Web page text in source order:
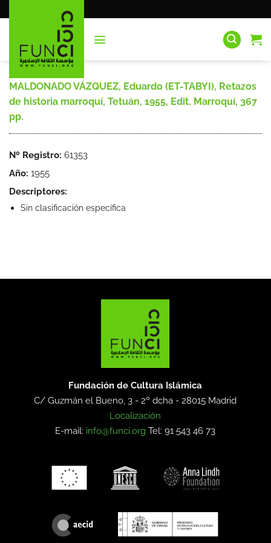
al
MALDONADO VÁZQUEZ, Eduardo (ET-TABYI), Retazos
de historia marroquí, Tetuán, 1955, Edit. Marroquí, 367
pp.
Nº Registro: 61353
Año: 1955
Descriptores:
Sin clasificación específica
Fundación de Cultura Islámica
C/ Guzmán el Bueno, 3 - 2º dcha -28015 Madrid
Localización
E-mail: info@funci.org Tel: 91 543 46 73